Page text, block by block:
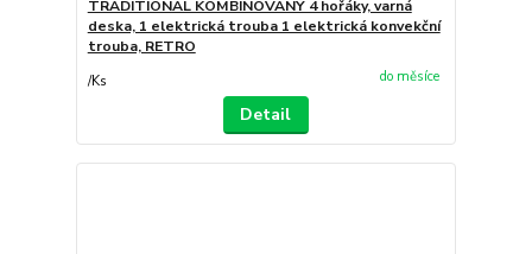
TRADITIONAL KOMBINOVANÝ 4 hořáky, varná
deska, 1 elektrická trouba 1 elektrická konvekční
trouba, RETRO
/Ks do měsíce
Detail